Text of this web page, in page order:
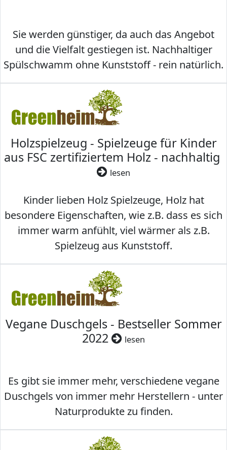
Sie werden günstiger, da auch das Angebot
und die Vielfalt gestiegen ist. Nachhaltiger
Spülschwamm ohne Kunststoff - rein natürlich.
Holzspielzeug - Spielzeuge für Kinder
aus FSC zertifiziertem Holz - nachhaltig
lesen
Kinder lieben Holz Spielzeuge, Holz hat
besondere Eigenschaften, wie z.B. dass es sich
immer warm anfühlt, viel wärmer als z.B.
Spielzeug aus Kunststoff.
Vegane Duschgels - Bestseller Sommer
2022
lesen
Es gibt sie immer mehr, verschiedene vegane
Duschgels von immer mehr Herstellern - unter
Naturprodukte zu finden.